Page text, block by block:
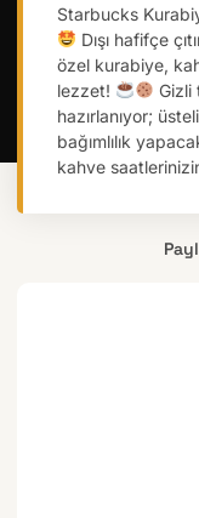
Starbucks
Dışı hafifçe
özel kurabiye,
lezzet!
Gizli
hazırlanıyor;
bağımlılık
kahve